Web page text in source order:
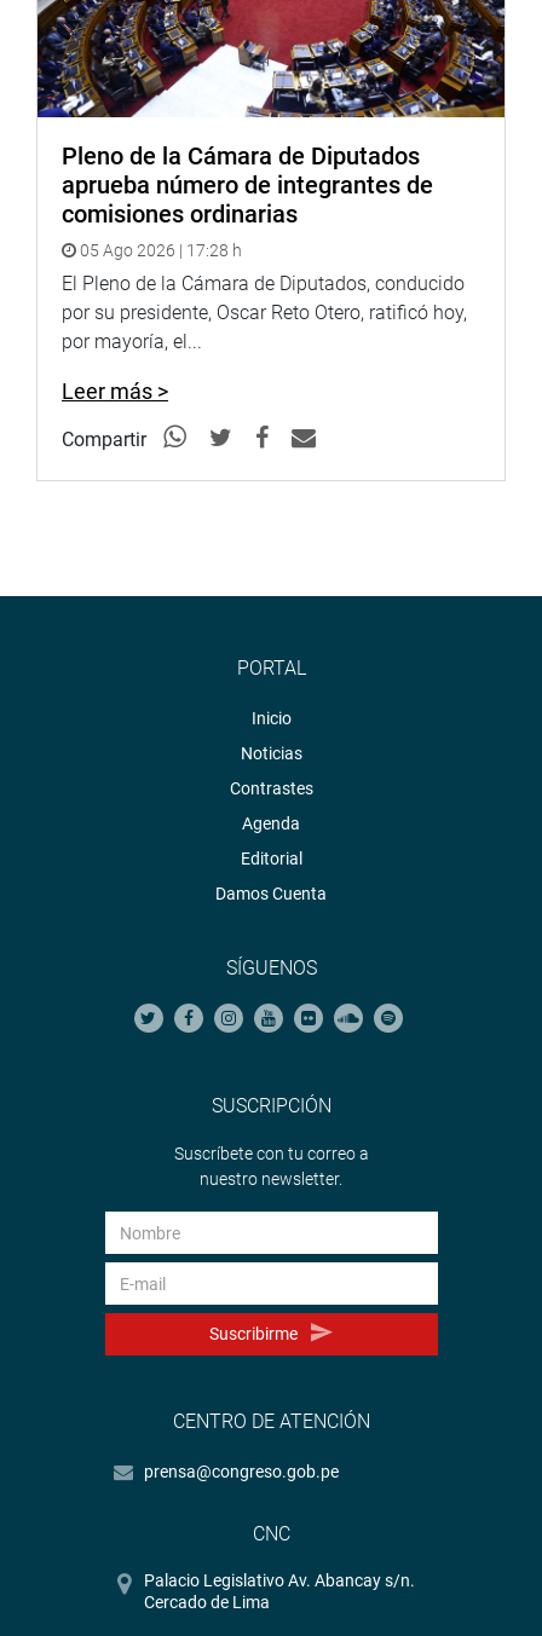
Youtube:http://www.youtube.com/congresoperu
Pleno de la Cámara de Diputados
aprueba número de integrantes de
comisiones ordinarias
05 Ago 2026 | 17:28 h
El Pleno de la Cámara de Diputados, conducido
por su presidente, Oscar Reto Otero, ratificó hoy,
por mayoría, el...
Leer más >
Compartir
PORTAL
Inicio
Noticias
Contrastes
Agenda
Editorial
Damos Cuenta
SÍGUENOS
SUSCRIPCIÓN
Suscríbete con tu correo a
nuestro newsletter.
Suscribirme
CENTRO DE ATENCIÓN
prensa@congreso.gob.pe
CNC
Palacio Legislativo Av. Abancay s/n.
Cercado de Lima